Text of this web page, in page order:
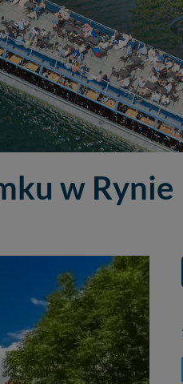
w Rynie